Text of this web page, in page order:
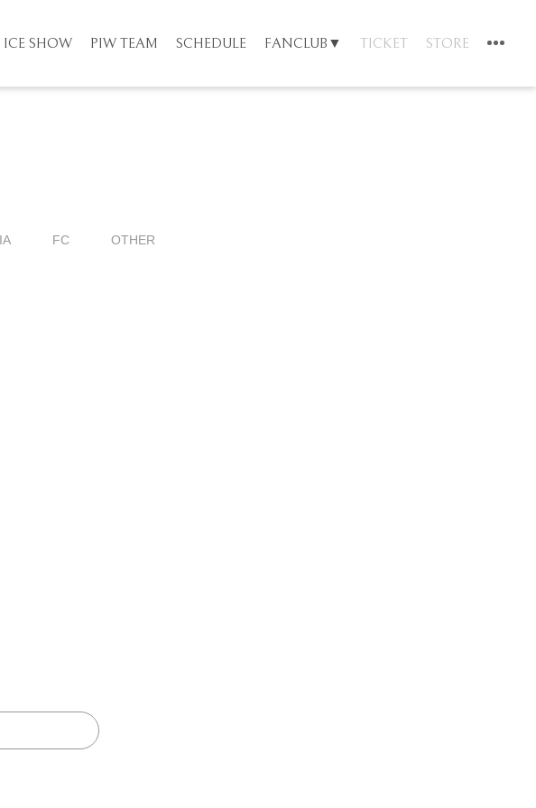
ICE SHOW PIW TEAM SCHEDULE FANCLUB▼ TICKET STORE
FC OTHER